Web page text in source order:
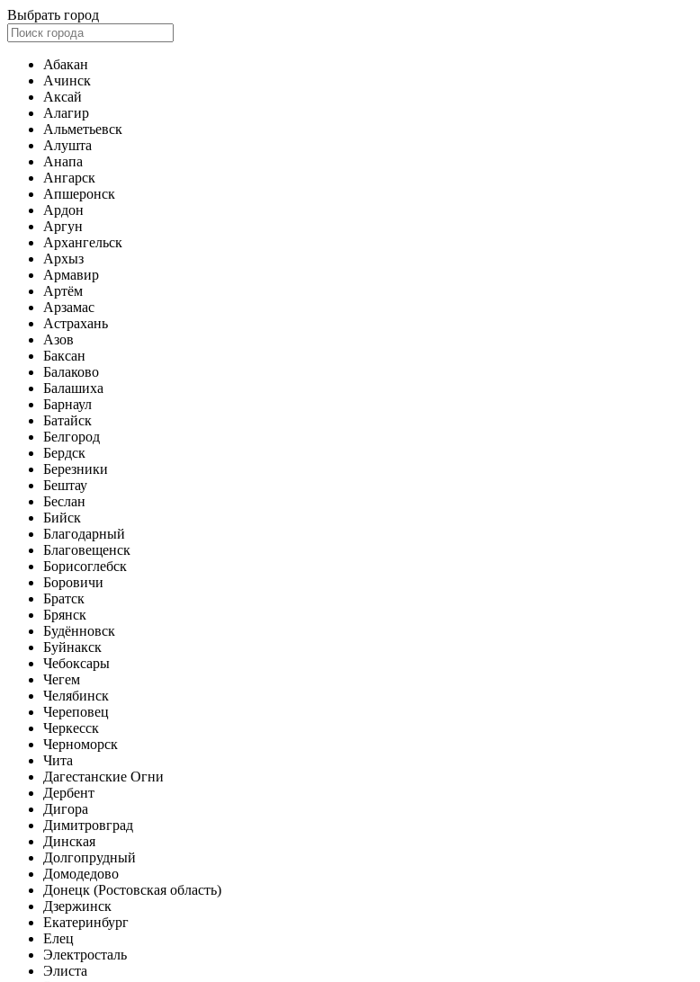
Выбрать город
Абакан
Ачинск
Аксай
Алагир
Альметьевск
Алушта
Анапа
Ангарск
Апшеронск
Ардон
Аргун
Архангельск
Архыз
Армавир
Артём
Арзамас
Астрахань
Азов
Баксан
Балаково
Балашиха
Барнаул
Батайск
Белгород
Бердск
Березники
Бештау
Беслан
Бийск
Благодарный
Благовещенск
Борисоглебск
Боровичи
Братск
Брянск
Будённовск
Буйнакск
Чебоксары
Чегем
Челябинск
Череповец
Черкесск
Черноморск
Чита
Дагестанские Огни
Дербент
Дигора
Димитровград
Динская
Долгопрудный
Домодедово
Донецк (Ростовская область)
Дзержинск
Екатеринбург
Елец
Электросталь
Элиста